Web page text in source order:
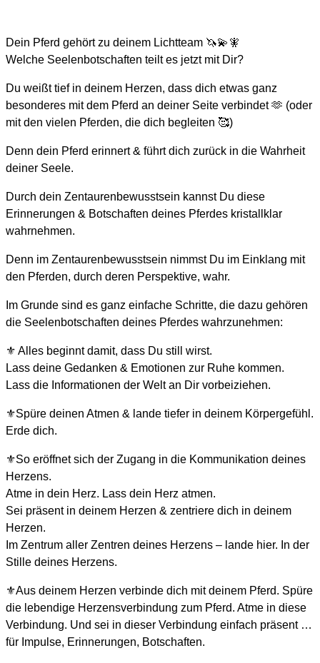
Dein Pferd gehört zu deinem Lichtteam 🦄💫🧚
Welche Seelenbotschaften teilt es jetzt mit Dir?
Du weißt tief in deinem Herzen, dass dich etwas ganz
besonderes mit dem Pferd an deiner Seite verbindet 🫶 (oder
mit den vielen Pferden, die dich begleiten 🥰)
Denn dein Pferd erinnert & führt dich zurück in die Wahrheit
deiner Seele.
Durch dein Zentaurenbewusstsein kannst Du diese
Erinnerungen & Botschaften deines Pferdes kristallklar
wahrnehmen.
Denn im Zentaurenbewusstsein nimmst Du im Einklang mit
den Pferden, durch deren Perspektive, wahr.
Im Grunde sind es ganz einfache Schritte, die dazu gehören
die Seelenbotschaften deines Pferdes wahrzunehmen:
⚜️ Alles beginnt damit, dass Du still wirst.
Lass deine Gedanken & Emotionen zur Ruhe kommen.
Lass die Informationen der Welt an Dir vorbeiziehen.
⚜️Spüre deinen Atmen & lande tiefer in deinem Körpergefühl.
Erde dich.
⚜️So eröffnet sich der Zugang in die Kommunikation deines
Herzens.
Atme in dein Herz. Lass dein Herz atmen.
Sei präsent in deinem Herzen & zentriere dich in deinem
Herzen.
Im Zentrum aller Zentren deines Herzens – lande hier. In der
Stille deines Herzens.
⚜️Aus deinem Herzen verbinde dich mit deinem Pferd. Spüre
die lebendige Herzensverbindung zum Pferd. Atme in diese
Verbindung. Und sei in dieser Verbindung einfach präsent …
für Impulse, Erinnerungen, Botschaften.